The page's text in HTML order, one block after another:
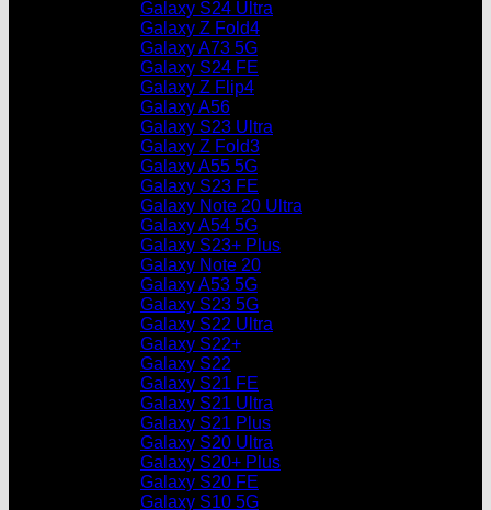
Galaxy S24 Ultra
Galaxy Z Fold4
Galaxy A73 5G
Galaxy S24 FE
Galaxy Z Flip4
Galaxy A56
Galaxy S23 Ultra
Galaxy Z Fold3
Galaxy A55 5G
Galaxy S23 FE
Galaxy Note 20 Ultra
Galaxy A54 5G
Galaxy S23+ Plus
Galaxy Note 20
Galaxy A53 5G
Galaxy S23 5G
Galaxy S22 Ultra
Galaxy S22+
Galaxy S22
Galaxy S21 FE
Galaxy S21 Ultra
Galaxy S21 Plus
Galaxy S20 Ultra
Galaxy S20+ Plus
Galaxy S20 FE
Galaxy S10 5G